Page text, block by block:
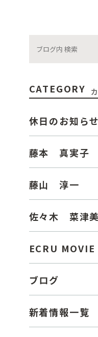
CATEGORY
休日のお知らせ
藤本 真実子
藤山 淳一
佐々木 菜津美
ECRU MOVIE
ブログ
新着情報一覧